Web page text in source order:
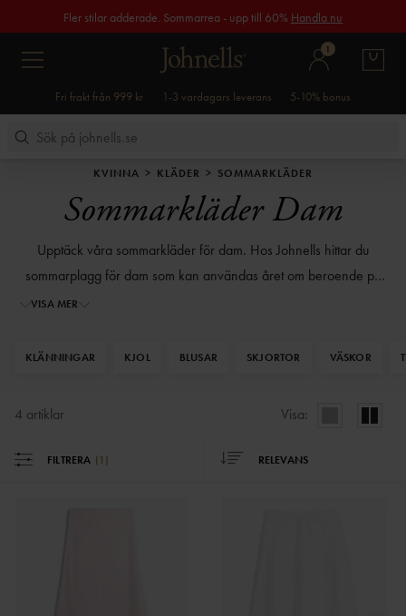
Fler stilar adderade. Sommarrea - upp till 60% Handla nu
1
Fri frakt från 999 kr 1-3 vardagars leverans 5-10% bonus
KVINNA KLÄDER SOMMARKLÄDER
Sommarkläder Dam
Upptäck våra sommarkläder för dam. Hos Johnells hittar du
sommarplagg för dam som kan användas året om beroende på
var du befinner dig. Vårt urval av lätta och luftiga
sommarjackor
passar även perfekt för svalare sommarkvällar. Du
. Utforska vårt utbud av snygga sommarkläder
Neo
här.
VISA MER
KLÄNNINGAR KJOL BLUSAR SKJORTOR VÄSKOR
4 artiklar Visa:
FILTRERA (1 ) RELEVANS